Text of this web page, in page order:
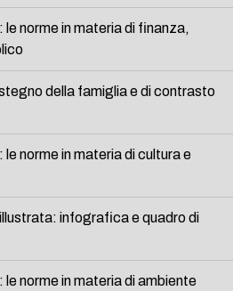
norme in materia di finanza,
della famiglia e di contrasto
norme in materia di cultura e
infografica e quadro di
norme in materia di ambiente